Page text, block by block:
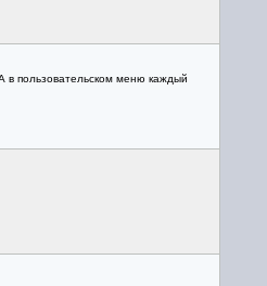
в пользовательском меню каждый